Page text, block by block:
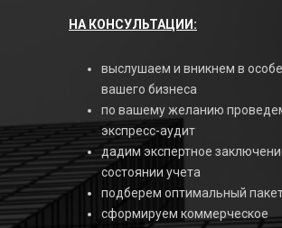
выслушаем и вникнем в
вашего бизнеса
по вашему желанию
экспресс-аудит
дадим экспертное
состоянии учета
подберем оптимальный
сформируем коммерческое
НА КОНСУЛЬТАЦИИ: